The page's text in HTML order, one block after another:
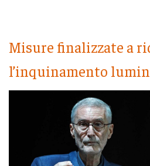
Misure finalizzate a
l’inquinamento